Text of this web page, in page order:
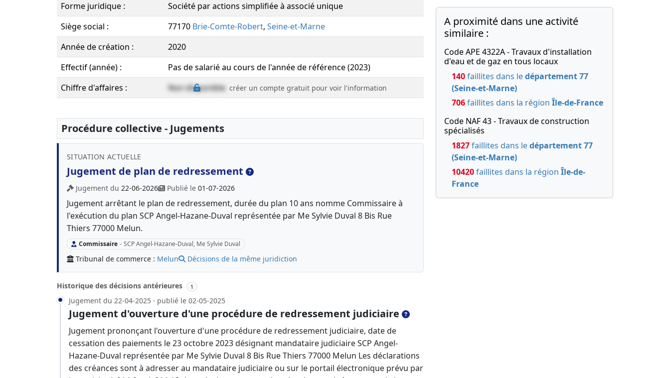
Forme juridique :
Société par actions simplifiée à associé unique
Siège social :
77170 Brie-Comte-Robert, Seine-et-Marne
Année de création :
2020
Effectif (année) :
Pas de salarié au cours de l'année de référence (2023)
Chiffre d'affaires :
Non disponible créer un compte gratuit pour voir l'information
Procédure collective - Jugements
SITUATION ACTUELLE
Jugement de plan de redressement
Jugement du 22-06-2026 Publié le 01-07-2026
Jugement arrêtant le plan de redressement, durée du plan 10 ans nomme Commissaire à
l'exécution du plan SCP Angel-Hazane-Duval représentée par Me Sylvie Duval 8 Bis Rue
Thiers 77000 Melun.
Commissaire - SCP Angel-Hazane-Duval, Me Sylvie Duval
Tribunal de commerce : Melun Décisions de la même juridiction
Historique des décisions antérieures 1
Jugement du 22-04-2025 · publié le 02-05-2025
Jugement d'ouverture d'une procédure de redressement judiciaire
Jugement prononçant l'ouverture d'une procédure de redressement judiciaire, date de
cessation des paiements le 23 octobre 2023 désignant mandataire judiciaire SCP Angel-
Hazane-Duval représentée par Me Sylvie Duval 8 Bis Rue Thiers 77000 Melun Les déclarations
des créances sont à adresser au mandataire judiciaire ou sur le portail électronique prévu par
A proximité dans une activité
similaire :
Code APE 4322A - Travaux d'installation
d'eau et de gaz en tous locaux
140faillites dans ledépartement 77
(Seine-et-Marne)
706faillites dans la région Île-de-France
Code NAF 43 - Travaux de construction
spécialisés
1827faillites dans ledépartement 77
(Seine-et-Marne)
10420faillites dans la région Île-de-
France